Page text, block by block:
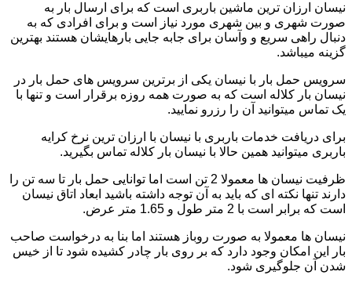
نیسان ارزان ترین ماشین باربری است که برای ارسال بار به
صورت شهری و بین شهری مورد نیاز است و برای افرادی که به
دنبال راهی سریع و وآسان برای جابه جایی بارهایشان هستند بهترین
گزینه میباشد.
سرویس حمل بار با نیسان یکی از برترین سرویس های حمل بار در
نیسان بار کلاله است که به صورت همه روزه برقرار است و تنها با
یک تماس میتوانید آن را رزرو نمایید.
برای دریافت خدمات باربری با نیسان با ارزان ترین نرخ کرایه
باربری میتوانید همین حالا با نیسان بار کلاله تماس بگیرید.
ظرفیت نیسان ها معمولا 2 تن است اما توانایی حمل بار تا سه تن را
دارند تنها نکته ای که باید به آن توجه داشته باشید ابعاد اتاق نیسان
است که برابر است با 2 متر طول و 1.65 متر عرض.
نیسان ها معمولا به صورت روباز هستند اما بنا به درخواست صاحب
بار این امکان وجود دارد که بر روی بار چادر کشیده شود تا از خیس
شدن آن جلوگیری شود.